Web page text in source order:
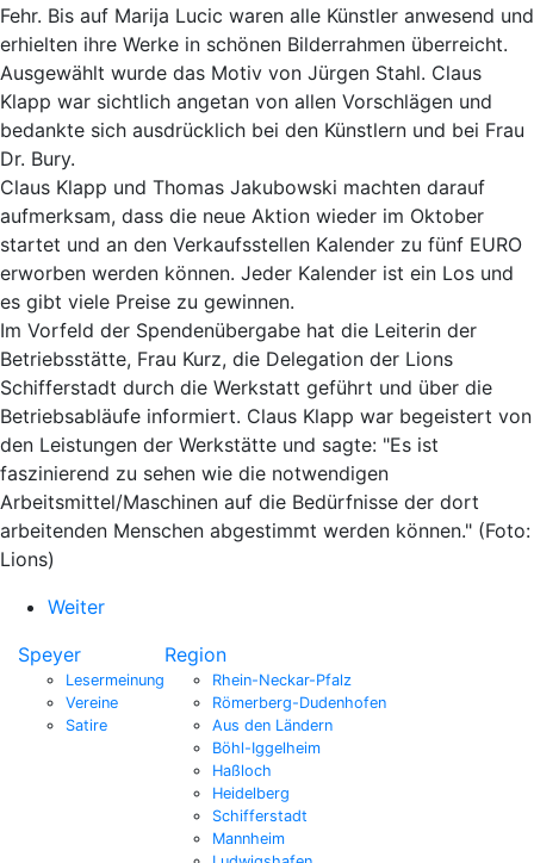
Fehr. Bis auf Marija Lucic waren alle Künstler anwesend und
erhielten ihre Werke in schönen Bilderrahmen überreicht.
Ausgewählt wurde das Motiv von Jürgen Stahl. Claus
Klapp war sichtlich angetan von allen Vorschlägen und
bedankte sich ausdrücklich bei den Künstlern und bei Frau
Dr. Bury.
Claus Klapp und Thomas Jakubowski machten darauf
aufmerksam, dass die neue Aktion wieder im Oktober
startet und an den Verkaufsstellen Kalender zu fünf EURO
erworben werden können. Jeder Kalender ist ein Los und
es gibt viele Preise zu gewinnen.
Im Vorfeld der Spendenübergabe hat die Leiterin der
Betriebsstätte, Frau Kurz, die Delegation der Lions
Schifferstadt durch die Werkstatt geführt und über die
Betriebsabläufe informiert. Claus Klapp war begeistert von
den Leistungen der Werkstätte und sagte: "Es ist
faszinierend zu sehen wie die notwendigen
Arbeitsmittel/Maschinen auf die Bedürfnisse der dort
arbeitenden Menschen abgestimmt werden können." (Foto:
Lions)
Weiter
Speyer
Lesermeinung
Vereine
Satire
Region
Rhein-Neckar-Pfalz
Römerberg-Dudenhofen
Aus den Ländern
Böhl-Iggelheim
Haßloch
Heidelberg
Schifferstadt
Mannheim